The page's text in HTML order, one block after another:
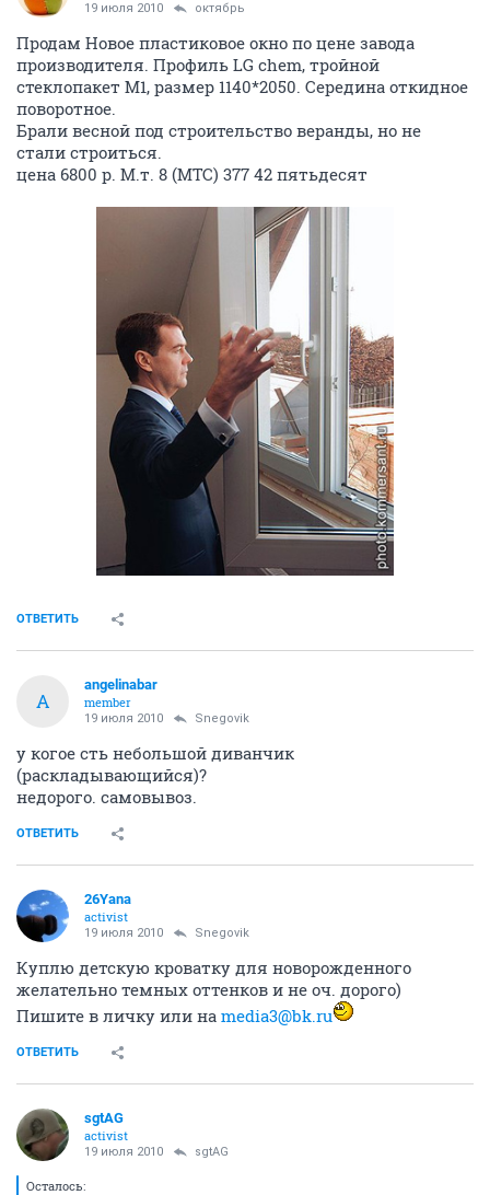
19 июля 2010 октябрь
Продам Новое пластиковое окно по цене завода
производителя. Профиль LG chem, тройной
стеклопакет М1, размер 1140*2050. Середина откидное
поворотное.
Брали весной под строительство веранды, но не
стали строиться.
цена 6800 р. М.т. 8 (МТС) 377 42 пятьдесят
ОТВЕТИТЬ
A
angelinabar
member
19 июля 2010 Snegovik
у когое сть небольшой диванчик
(раскладывающийся)?
недорого. самовывоз.
ОТВЕТИТЬ
26Yana
activist
19 июля 2010 Snegovik
Куплю детскую кроватку для новорожденного
желательно темных оттенков и не оч. дорого)
Пишите в личку или на media3@bk.ru
ОТВЕТИТЬ
sgtAG
activist
19 июля 2010 sgtAG
Осталось: